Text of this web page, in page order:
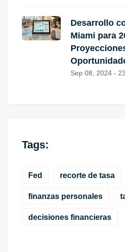
Desarrollo
Miami para
Sep 08, 2024 -
Tags:
Fed recorte de tasa
finanzas personales
decisiones financieras